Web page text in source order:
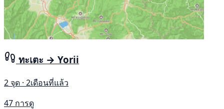
ทะเตะ → Yorii
2 จุด · 2เดือนที่แล้ว
47 การดู